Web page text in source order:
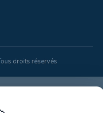
droits réservés